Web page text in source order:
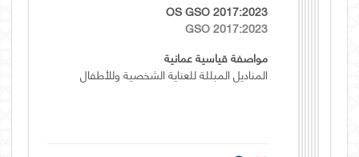
OS GSO 2017:2023
GSO 2017:2023
مواصفة قياسية عمانية
المناديل المبللة للعناية الشخصية وللأطفال